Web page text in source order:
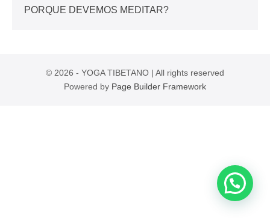
PORQUE DEVEMOS MEDITAR?
© 2026 - YOGA TIBETANO | All rights reserved
Powered by Page Builder Framework